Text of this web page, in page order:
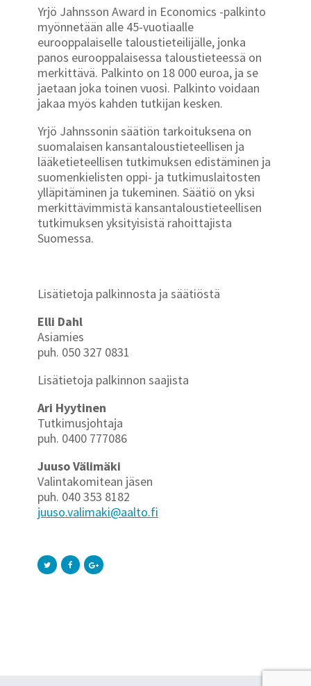
Yrjö Jahnsson Award in Economics -palkinto
myönnetään alle 45-vuotiaalle
eurooppalaiselle taloustieteilijälle, jonka
panos eurooppalaisessa taloustieteessä on
merkittävä. Palkinto on 18 000 euroa, ja se
jaetaan joka toinen vuosi. Palkinto voidaan
jakaa myös kahden tutkijan kesken.
Yrjö Jahnssonin säätiön tarkoituksena on
suomalaisen kansantaloustieteellisen ja
lääketieteellisen tutkimuksen edistäminen ja
suomenkielisten oppi- ja tutkimuslaitosten
ylläpitäminen ja tukeminen. Säätiö on yksi
merkittävimmistä kansantaloustieteellisen
tutkimuksen yksityisistä rahoittajista
Suomessa.
Lisätietoja palkinnosta ja säätiöstä
Elli Dahl
Asiamies
puh. 050 327 0831
Lisätietoja palkinnon saajista
Ari Hyytinen
Tutkimusjohtaja
puh. 0400 777086
Juuso Välimäki
Valintakomitean jäsen
puh. 040 353 8182
juuso.valimaki@aalto.fi